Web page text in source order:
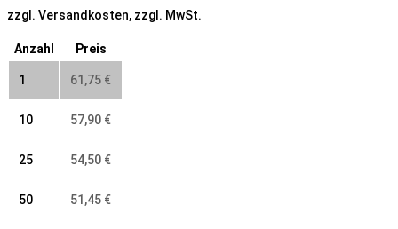
zzgl. Versandkosten, zzgl. MwSt.
Anzahl Preis
1 61,75 €
10 57,90 €
25 54,50 €
50 51,45 €